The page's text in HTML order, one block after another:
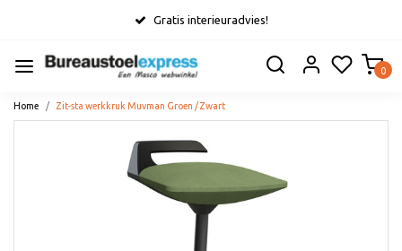
Gratis interieuradvies!
0
Home Zit-sta werkkruk Muvman Groen / Zwart